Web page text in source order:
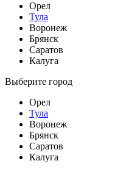
Орел
Тула
Воронеж
Брянск
Саратов
Калуга
Выберите город
Орел
Тула
Воронеж
Брянск
Саратов
Калуга